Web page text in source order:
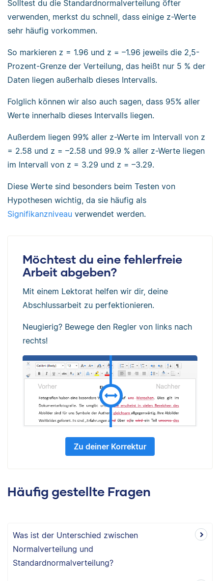
Solltest du die Standardnormalverteilung öfter
verwenden, merkst du schnell, dass einige z-Werte
sehr häufig vorkommen.
So markieren z = 1.96 und z = –1.96 jeweils die 2,5-
Prozent-Grenze der Verteilung, das heißt nur 5 % der
Daten liegen außerhalb dieses Intervalls.
Folglich können wir also auch sagen, dass 95% aller
Werte innerhalb dieses Intervalls liegen.
Außerdem liegen 99% aller z-Werte im Intervall von z
= 2.58 und z = –2.58 und 99.9 % aller z-Werte liegen
im Intervall von z = 3.29 und z = –3.29.
Diese Werte sind besonders beim Testen von
Hypothesen wichtig, da sie häufig als
Signifikanzniveau verwendet werden.
Möchtest du eine fehlerfreie
Arbeit abgeben?
Mit einem Lektorat helfen wir dir, deine
Abschlussarbeit zu perfektionieren.
Neugierig? Bewege den Regler von links nach
rechts!
Zu deiner Korrektur
Häufig gestellte Fragen
Was ist der Unterschied zwischen
Normalverteilung und
Standardnormalverteilung?